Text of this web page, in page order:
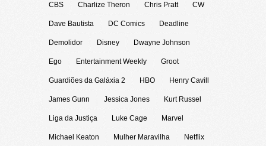
CBS Charlize Theron Chris Pratt CW
Dave Bautista DC Comics Deadline
Demolidor Disney Dwayne Johnson
Ego Entertainment Weekly Groot
Guardiões da Galáxia 2 HBO Henry Cavill
James Gunn Jessica Jones Kurt Russel
Liga da Justiça Luke Cage Marvel
Michael Keaton Mulher Maravilha Netflix